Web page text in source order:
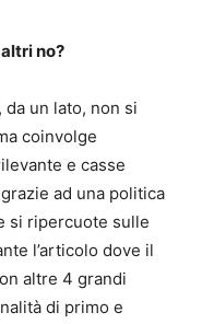
no?
un lato, non si
coinvolge
e casse
ad una politica
si ripercuote sulle
l’articolo dove il
altre 4 grandi
di primo e